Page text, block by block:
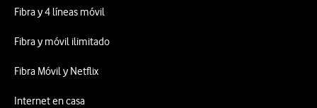
Fibra y 4 líneas móvil
Fibra y móvil ilimitado
Fibra Móvil y Netflix
Internet en casa